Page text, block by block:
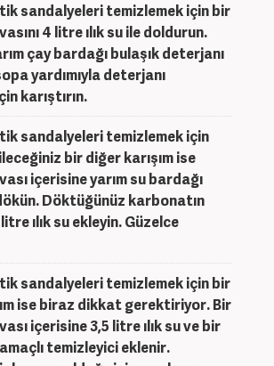
sandalyeleri temizlemekiçin bir
4 litre ılık su ile doldurun.
çay bardağı bulaşık deterjanı
yardımıyla deterjanı
karıştırın.
sandalyeleri temizlemekiçin
bir diğer karışım ise
içerisine yarım su bardağı
Döktüğünüz karbonatın
ılık su ekleyin. Güzelce
sandalyeleri temizlemekiçin bir
ise biraz dikkat gerektiriyor. Bir
içerisine 3,5 litre ılık su ve bir
temizleyici eklenir.